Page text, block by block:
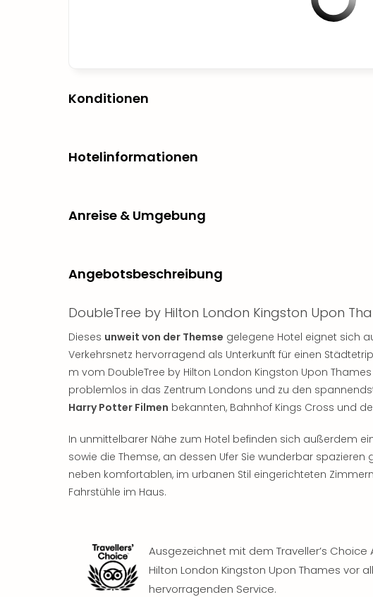
Konditionen
Hotelinformationen
Anreise & Umgebung
Angebotsbeschreibung
DoubleTree by Hilton London Kingston Upon
Dieses unweit von der Themse gelegene Hotel eignet sich
Verkehrsnetz hervorragend als Unterkunft für einen
m vom DoubleTree by Hilton London Kingston Upon
problemlos in das Zentrum Londons und zu den
Harry Potter Filmen bekannten, Bahnhof Kings Cross und
In unmittelbarer Nähe zum Hotel befinden sich außerdem
sowie die Themse, an dessen Ufer Sie wunderbar spazieren
neben komfortablen, im urbanen Stil eingerichteten
Fahrstühle im Haus.
Ausgezeichnet mit dem Traveller’s
Hilton London Kingston Upon Thames vor
hervorragenden Service.